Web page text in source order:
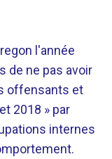
l'année
de ne pas avoir
offensants et
2018 » par
internes